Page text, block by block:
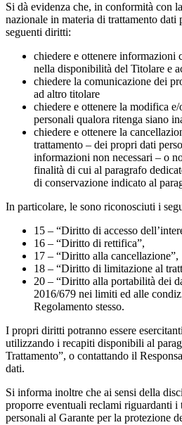
Si dà evidenza che, in conformità con
nazionale in materia di trattamento dati
seguenti diritti:
chiedere e ottenere informazioni
nella disponibilità del Titolare e
chiedere la comunicazione dei
ad altro titolare
chiedere e ottenere la modifica
personali qualora ritenga siano
chiedere e ottenere la
trattamento – dei propri dati
informazioni non necessari – o
finalità di cui al paragrafo
di conservazione indicato al
In particolare, le sono riconosciuti i
15 – “Diritto di accesso
16 – “Diritto di rettifica”,
17 – “Diritto alla cancellazione”,
18 – “Diritto di limitazione al
20 – “Diritto alla portabilità dei
2016/679 nei limiti ed alle
Regolamento stesso.
I propri diritti potranno essere
utilizzando i recapiti disponibili al
Trattamento”, o contattando il
dati.
Si informa inoltre che ai sensi della
proporre eventuali reclami riguardanti i
personali al Garante per la protezione